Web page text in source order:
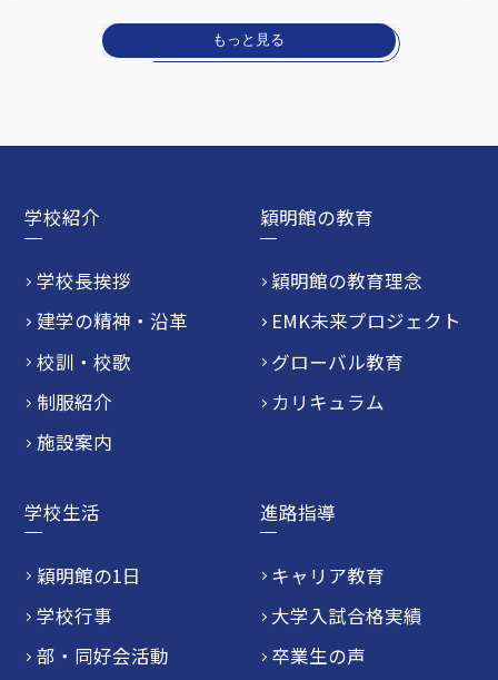
もっと見る
学校紹介
学校長挨拶
建学の精神・沿革
校訓・校歌
制服紹介
施設案内
穎明館の教育
穎明館の教育理念
EMK未来プロジェクト
グローバル教育
カリキュラム
学校生活
穎明館の1日
学校行事
部・同好会活動
進路指導
キャリア教育
大学入試合格実績
卒業生の声